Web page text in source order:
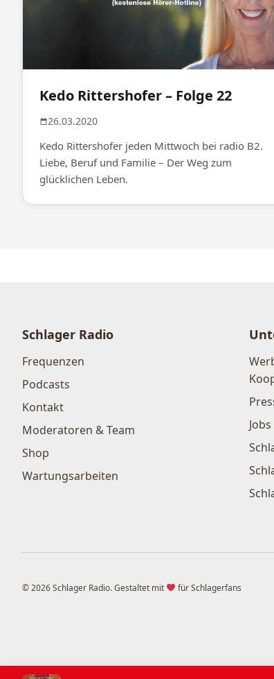
Kedo Rittershofer – Folge 22
26.03.2020
Kedo Rittershofer jeden Mittwoch bei radio B2.
Liebe, Beruf und Familie – Der Weg zum
glücklichen Leben.
Schlager Radio
Frequenzen
Podcasts
Kontakt
Moderatoren & Team
Shop
Wartungsarbeiten
© 2026 Schlager Radio. Gestaltet mit für Schlagerfans